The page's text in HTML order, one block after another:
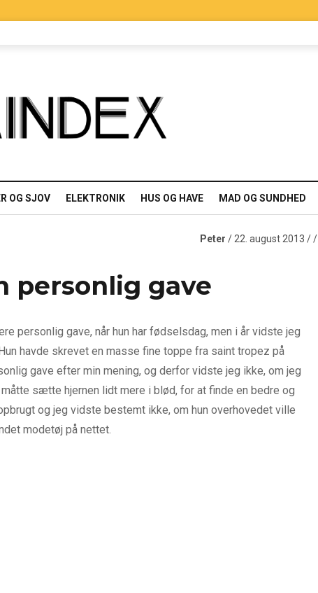
OG SJOV ELEKTRONIK HUS OG HAVE MAD OG SUNDHED
Peter / 22. august 2013 / /
personlig gave
personlig gave, når hun har fødselsdag, men i år vidste jeg
havde skrevet en masse fine toppe fra saint tropez på
gave efter min mening, og derfor vidste jeg ikke, om jeg
sætte hjernen lidt mere i blød, for at finde en bedre og
og jeg vidste bestemt ikke, om hun overhovedet ville
modetøj på nettet.